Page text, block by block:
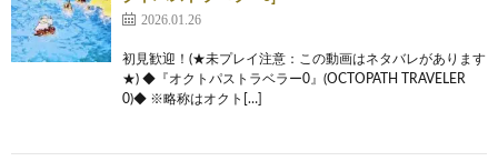
2026.01.26
初見歓迎！(★未プレイ注意：この動画はネタバレがあります
★) ◆『オクトパストラベラー0』(OCTOPATH TRAVELER
0)◆ ※略称はオクト[…]